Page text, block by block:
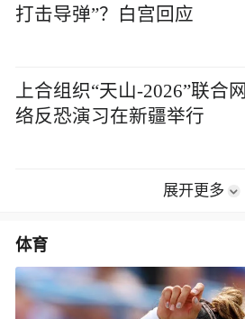
打击导弹”？白宫回应
上合组织“天山-2026”联合网
络反恐演习在新疆举行
展开更多
体育